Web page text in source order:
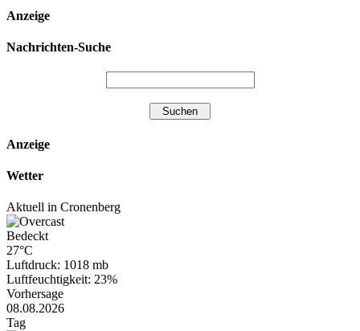
Anzeige
Nachrichten-Suche
Anzeige
Wetter
Aktuell in Cronenberg
Bedeckt
27°C
Luftdruck: 1018 mb
Luftfeuchtigkeit: 23%
Vorhersage
08.08.2026
Tag